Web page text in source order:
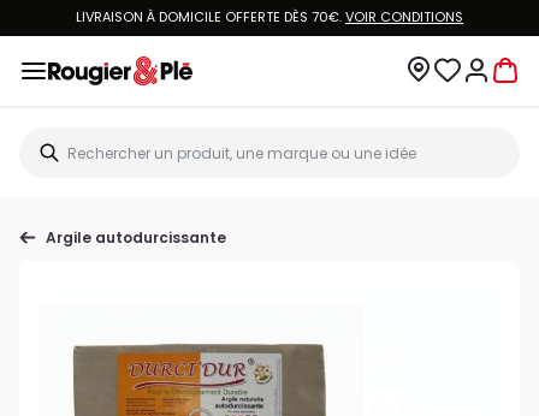
LIVRAISON À DOMICILE OFFERTE DÈS 70€.VOIR CONDITIONS
Argile autodurcissante